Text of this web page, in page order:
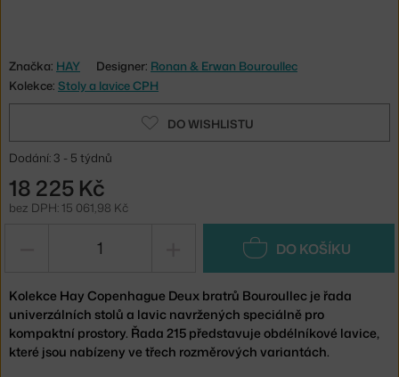
Značka: HAY Designer: Ronan & Erwan Bouroullec
Kolekce: Stoly a lavice CPH
DO WISHLISTU
Dodání: 3 - 5 týdnů
18 225 Kč
bez DPH: 15 061,98 Kč
DO KOŠÍKU
Kolekce Hay Copenhague Deux bratrů Bouroullec je řada
univerzálních stolů a lavic navržených speciálně pro
kompaktní prostory. Řada 215 představuje obdélníkové lavice,
které jsou nabízeny ve třech rozměrových variantách.